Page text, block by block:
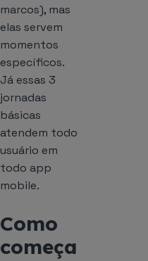
marcos), mas
elas servem
momentos
específicos.
Já essas 3
jornadas
básicas
atendem todo
usuário em
todo app
mobile.
Como
começa